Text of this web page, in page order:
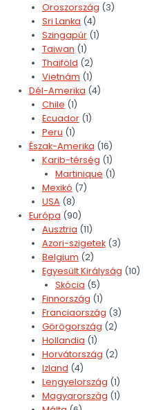
Oroszország (3)
Sri Lanka (4)
Szingapúr(1)
Taiwan (1)
Thaiföld (2)
Vietnám (1)
Dél-Amerika (4)
Chile (1)
Ecuador(1)
Peru (1)
Észak-Amerika (16)
Karib-térség (1)
Martinique (1)
Mexikó (7)
USA (8)
Európa (90)
Ausztria (11)
Azori-szigetek(3)
Belgium (2)
Egyesült Királyság (10)
Skócia (5)
Finnország (1)
Franciaország (3)
Görögország (2)
Hollandia (1)
Horvátország (2)
Izland (4)
Lengyelország (1)
Magyarország (1)